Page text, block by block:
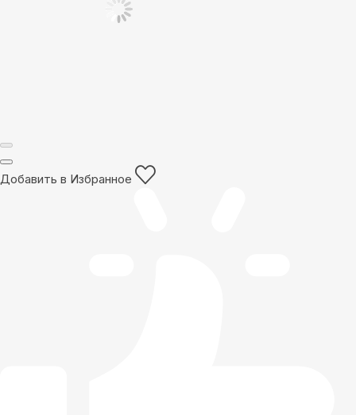
Добавить в Избранное